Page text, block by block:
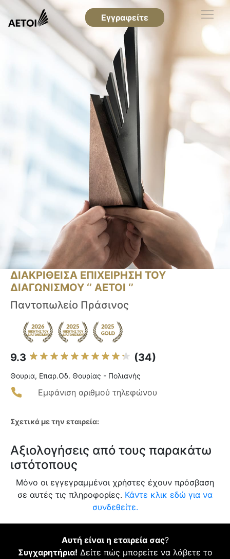
Εγγραφείτε
ΔΙΑΚΡΙΘΕΙΣΑ ΕΠΙΧΕΙΡΗΣΗ ΤΟΥ
ΔΙΑΓΩΝΙΣΜΟΥ ‘’ ΑΕΤΟΙ ‘’
Παντοπωλείο Πράσινος
9.3 (34)
Θουρια, Επαρ.Οδ. Θουρίας - Πολιανής
Εμφάνιση αριθμού τηλεφώνου
Σχετικά με την εταιρεία:
Αξιολογήσεις από τους παρακάτω
ιστότοπους
Μόνο οι εγγεγραμμένοι χρήστες έχουν πρόσβαση
σε αυτές τις πληροφορίες. Κάντε κλικ εδώ για να
συνδεθείτε.
Αυτή είναι η εταιρεία σας?
Συγχαρητήρια! Δείτε πώς μπορείτε να λάβετε το